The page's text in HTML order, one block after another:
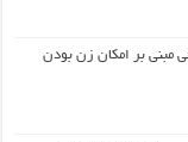
مبنی بر امکان زن بودن